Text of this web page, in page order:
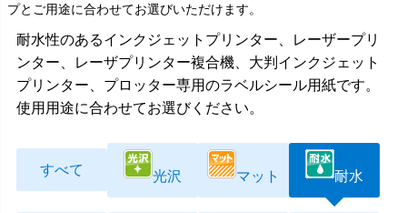
プとご用途に合わせてお選びいただけます。
耐水性のあるインクジェットプリンター、レーザープリ
ンター、レーザプリンター複合機、大判インクジェット
プリンター、プロッター専用のラベルシール用紙です。
使用用途に合わせてお選びください。
すべて 光沢 マット 耐水